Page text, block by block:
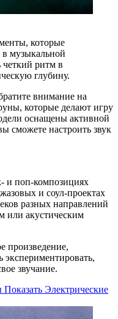
которые
музыкальной
ритм в
глубину.
внимание на
которые делают игру
оснащены активной
сможете настроить звук
и поп-композициях
и соул-проектах
разных направлений
или акустическим
произведение,
экспериментировать,
звучание.
Показать Электрические